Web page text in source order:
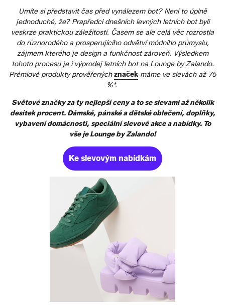
Umíte si představit čas před vynálezem bot? Není to úplně
jednoduché, že? Prapředci dnešních levných letních bot byli
veskrze praktickou záležitostí. Časem se ale celá věc rozrostla
do různorodého a prosperujícího odvětví módního průmyslu,
zájmem kterého je design a funkčnost zároveň. Výsledkem
tohoto procesu je i výprodej letních bot na Lounge by Zalando.
Prémiové produkty prověřenýchznačekmáme ve slevách až 75
%*.
Světové značky za ty nejlepší ceny a to se slevami až několik
desítek procent. Dámské, pánské a dětské oblečení, doplňky,
vybavení domácnosti, speciální slevové akce a nabídky. To
vše je Lounge by Zalando!
Ke slevovým nabídkám